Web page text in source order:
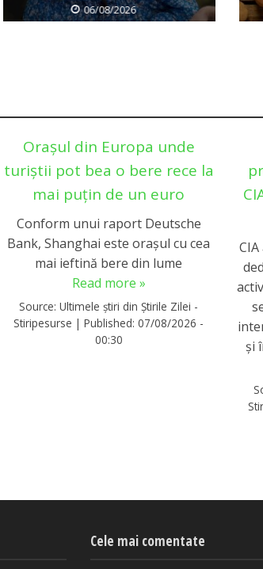
06/08/2026
Orașul din Europa unde
turiștii pot bea o bere rece la
mai puțin de un euro
Conform unui raport Deutsche
Bank, Shanghai este orașul cu cea
mai ieftină bere din lume
Read more »
Source:Ultimele știri din Știrile Zilei -
Stiripesurse |Published:07/08/2026 -
00:30
și
Cele mai comentate